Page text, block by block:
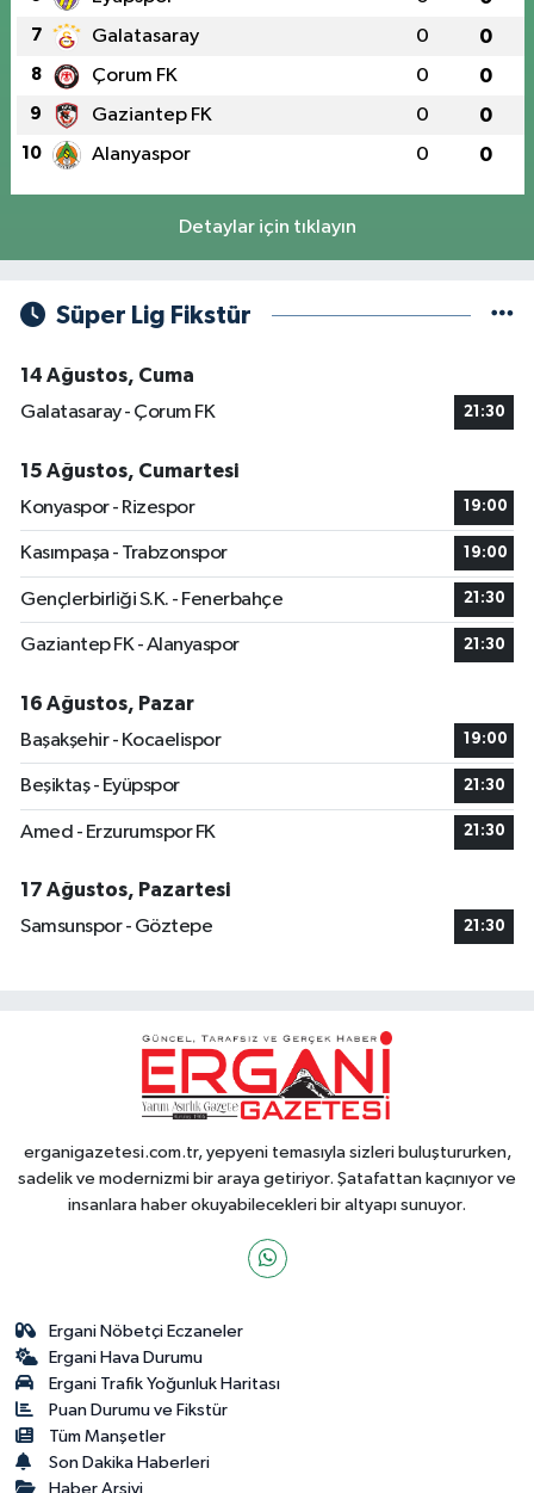
7 Galatasaray 0 0
8 Çorum FK 0 0
9 Gaziantep FK 0 0
10 Alanyaspor 0 0
Detaylar için tıklayın
Süper Lig Fikstür
14 Ağustos, Cuma
Galatasaray - Çorum FK
21:30
15 Ağustos, Cumartesi
Konyaspor - Rizespor
19:00
Kasımpaşa - Trabzonspor 19:00
Gençlerbirliği S.K. - Fenerbahçe 21:30
Gaziantep FK - Alanyaspor 21:30
16 Ağustos, Pazar
Başakşehir - Kocaelispor
19:00
Beşiktaş - Eyüpspor 21:30
Amed - Erzurumspor FK 21:30
17 Ağustos, Pazartesi
Samsunspor - Göztepe
21:30
erganigazetesi.com.tr, yepyeni temasıyla sizleri buluştururken,
sadelik ve modernizmi bir araya getiriyor. Şatafattan kaçınıyor ve
insanlara haber okuyabilecekleri bir altyapı sunuyor.
Ergani Nöbetçi Eczaneler
Ergani Hava Durumu
Ergani Trafik Yoğunluk Haritası
Puan Durumu ve Fikstür
Tüm Manşetler
Son Dakika Haberleri
Haber Arşivi